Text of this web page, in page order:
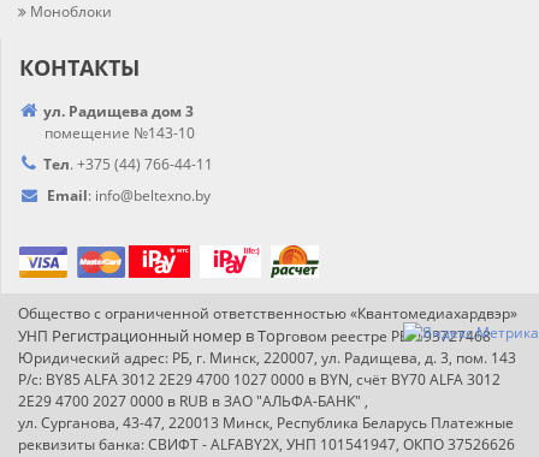
Моноблоки
КОНТАКТЫ
ул. Радищева дом 3
помещение №143-10
Тел. +375 (44) 766-44-11
Email: info@beltexno.by
Общество с ограниченной ответственностью «Квантомедиахардвэр»
УНП Регистрационный номер в Торговом реестре РБ: 193727468
Юридический адрес: РБ, г. Минск, 220007, ул. Радищева, д. 3, пом. 143
Р/с: BY85 ALFA 3012 2E29 4700 1027 0000 в BYN, счёт BY70 ALFA 3012
2E29 4700 2027 0000 в RUB в ЗАО "АЛЬФА-БАНК" ,
ул. Сурганова, 43-47, 220013 Минск, Республика Беларусь Платежные
реквизиты банка: СВИФТ - ALFABY2X, УНП 101541947, ОКПО 37526626